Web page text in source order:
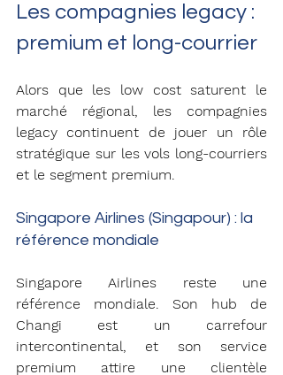
Les compagnies legacy :
premium et long-courrier
Alors que les low cost saturent le
marché régional, les compagnies
legacy continuent de jouer un rôle
stratégique sur les vols long-courriers
et le segment premium.
Singapore Airlines (Singapour) : la
référence mondiale
Singapore Airlines reste une
référence mondiale. Son hub de
Changi est un carrefour
intercontinental, et son service
premium attire une clientèle